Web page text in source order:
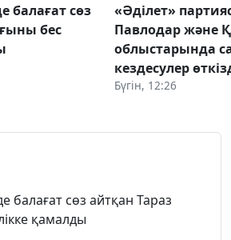
балағат сөз
бес
«Әділет»
Павлодар және
облыстарында
кездесулер
Бүгін, 12:26
балағат сөз айтқан Тараз
қамалды